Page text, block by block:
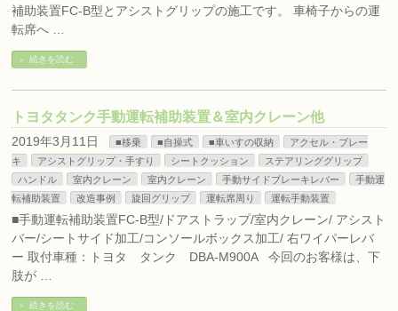
補助装置FC-B型とアシストグリップの施工です。 車椅子からの運
転席へ …
続きを読む
トヨタタンク手動運転補助装置＆室内クレーン他
2019年3月11日 ■移乗 ■自操式 ■車いすの収納
アクセル・ブレー
キ
アシストグリップ・手すり シートクッション
ステアリンググリップ
ハンドル
室内クレーン 室内クレーン 手動サイドブレーキレバー
手動運
転補助装置
改造事例 旋回グリップ 運転席周り 運転手動装置
■手動運転補助装置FC-B型/ドアストラップ/室内クレーン/ アシスト
バー/シートサイド加工/コンソールボックス加工/ 右ワイパーレバ
ー 取付車種：トヨタ タンク DBA-M900A 今回のお客様は、下
肢が …
続きを読む